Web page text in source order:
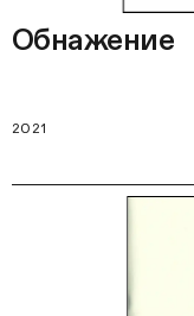
Обнажение
2021